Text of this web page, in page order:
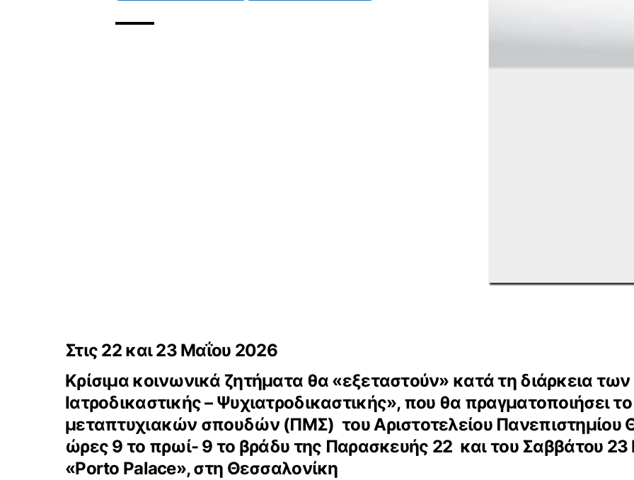
Στις 22 και 23 Μαΐου 2026
Κρίσιμα κοινωνικά ζητήματα θα «εξεταστούν» κατά τη διάρκεια
Ιατροδικαστικής – Ψυχιατροδικαστικής», που θα πραγματοποιήσει
μεταπτυχιακών σπουδών (ΠΜΣ) του Αριστοτελείου Πανεπιστημίου
ώρες 9 το πρωί- 9 το βράδυ της Παρασκευής 22 και του Σαββάτου
«Porto Palace», στη Θεσσαλονίκη